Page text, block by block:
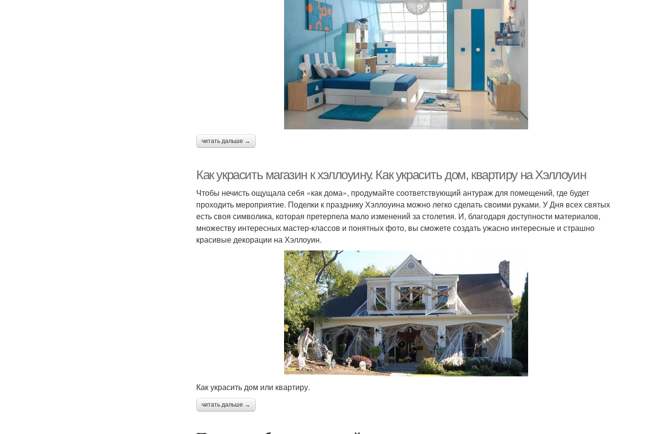
читать дальше →
Как украсить магазин к хэллоуину. Как украсить дом, квартиру на Хэллоуин
Чтобы нечисть ощущала себя «как дома», продумайте соответствующий антураж для помещений, где будет
проходить мероприятие. Поделки к празднику Хэллоуина можно легко сделать своими руками. У Дня всех святых
есть своя символика, которая претерпела мало изменений за столетия. И, благодаря доступности материалов,
множеству интересных мастер-классов и понятных фото, вы сможете создать ужасно интересные и страшно
красивые декорации на Хэллоуин.
Как украсить дом или квартиру.
читать дальше →